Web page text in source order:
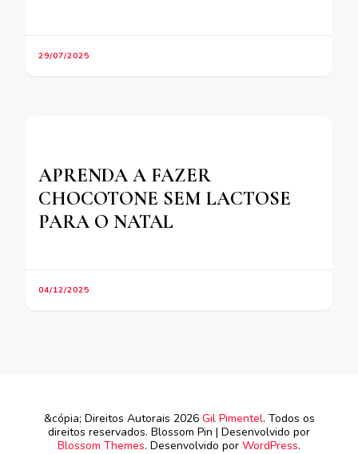
29/07/2025
APRENDA A FAZER
CHOCOTONE SEM LACTOSE
PARA O NATAL
04/12/2025
&cópia; Direitos Autorais 2026 Gil Pimentel. Todos os
direitos reservados. Blossom Pin | Desenvolvido por
Blossom Themes. Desenvolvido por WordPress.